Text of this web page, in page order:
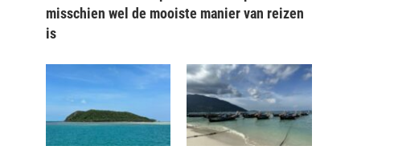
misschien wel de mooiste manier van reizen
is